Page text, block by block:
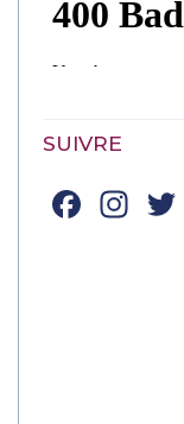
SUIVRE